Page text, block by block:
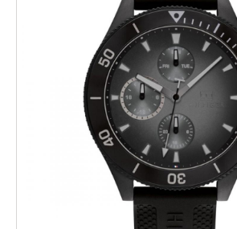
KONTAKT
SATOVI
SREBRNI NAKIT
ZLATNI NAKIT